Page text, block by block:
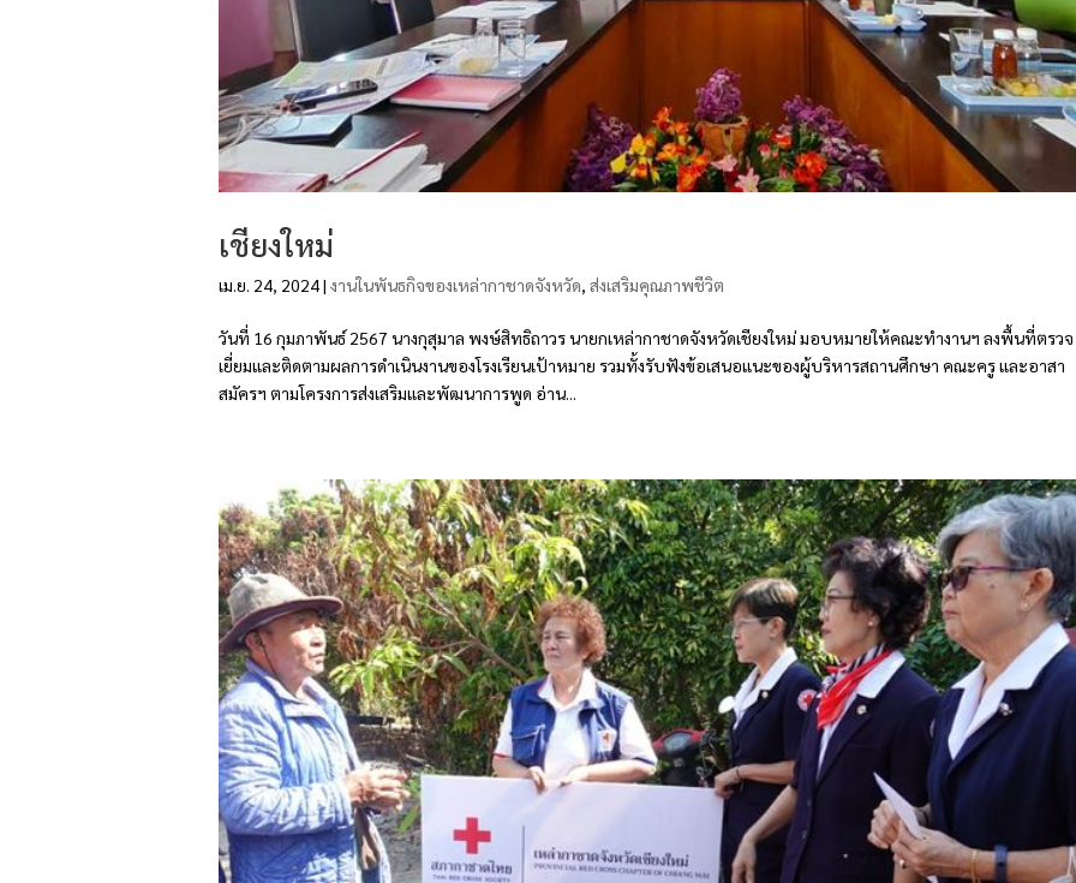
เชียงใหม่
เม.ย. 24, 2024| งานในพันธกิจของเหล่ากาชาดจังหวัด, ส่งเสริมคุณภาพชีวิต
วันที่ 16 กุมภาพันธ์ 2567 นางกุสุมาล พงษ์สิทธิถาวร นายกเหล่ากาชาดจังหวัดเชียงใหม่ มอบหมายให้คณะทำงานฯ ลงพื้นที่ตรวจ
เยี่ยมและติดตามผลการดำเนินงานของโรงเรียนเป้าหมาย รวมทั้งรับฟังข้อเสนอแนะของผู้บริหารสถานศึกษา คณะครู และอาสา
สมัครฯ ตามโครงการส่งเสริมและพัฒนาการพูด อ่าน...